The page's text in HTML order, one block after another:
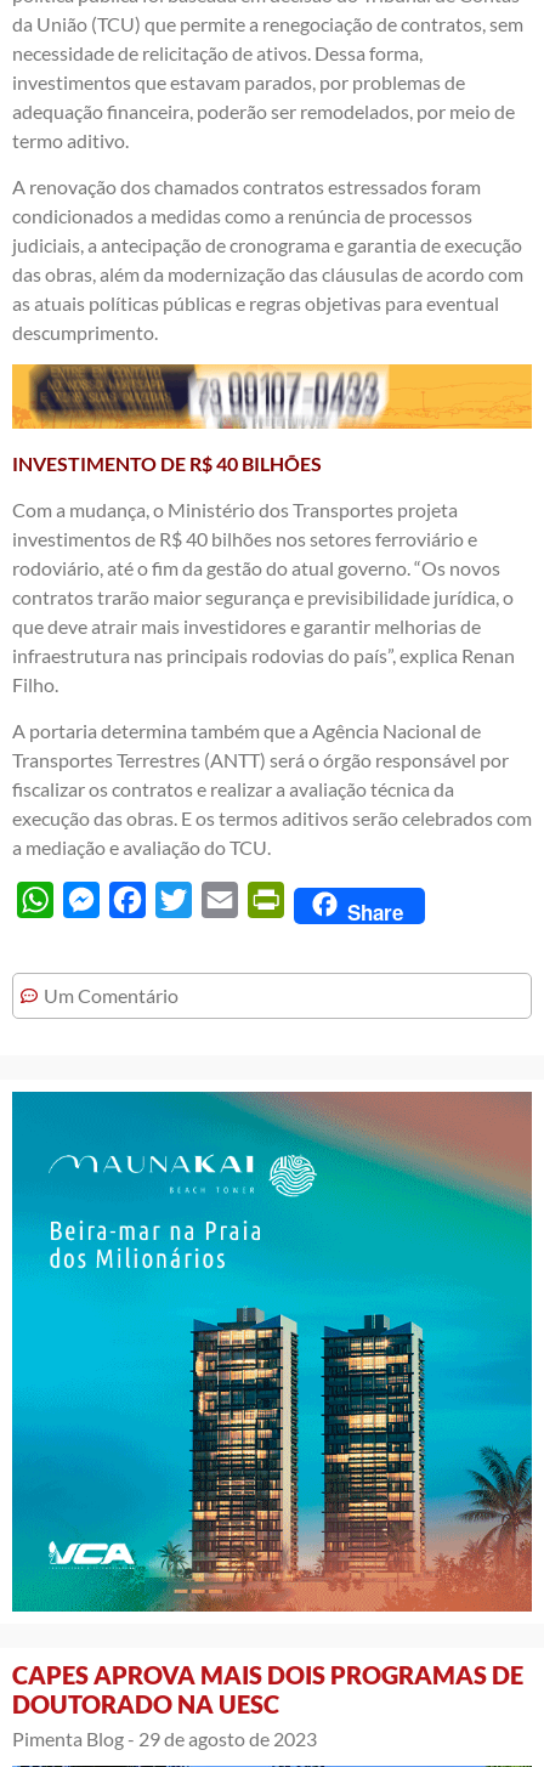
da União (TCU) que permite a renegociação de contratos, sem
necessidade de relicitação de ativos. Dessa forma,
investimentos que estavam parados, por problemas de
adequação financeira, poderão ser remodelados, por meio de
termo aditivo.
A renovação dos chamados contratos estressados foram
condicionados a medidas como a renúncia de processos
judiciais, a antecipação de cronograma e garantia de execução
das obras, além da modernização das cláusulas de acordo com
as atuais políticas públicas e regras objetivas para eventual
descumprimento.
INVESTIMENTO DE R$ 40 BILHÕES
Com a mudança, o Ministério dos Transportes projeta
investimentos de R$ 40 bilhões nos setores ferroviário e
rodoviário, até o fim da gestão do atual governo. “Os novos
contratos trarão maior segurança e previsibilidade jurídica, o
que deve atrair mais investidores e garantir melhorias de
infraestrutura nas principais rodovias do país”, explica Renan
Filho.
A portaria determina também que a Agência Nacional de
Transportes Terrestres (ANTT) será o órgão responsável por
fiscalizar os contratos e realizar a avaliação técnica da
execução das obras. E os termos aditivos serão celebrados com
a mediação e avaliação do TCU.
WhatsAppMessengerFacebook
Twitter Email PrintFriendly
Share
Um Comentário
CAPES APROVA MAIS DOIS PROGRAMAS DE
DOUTORADO NA UESC
Pimenta Blog - 29 de agosto de 2023